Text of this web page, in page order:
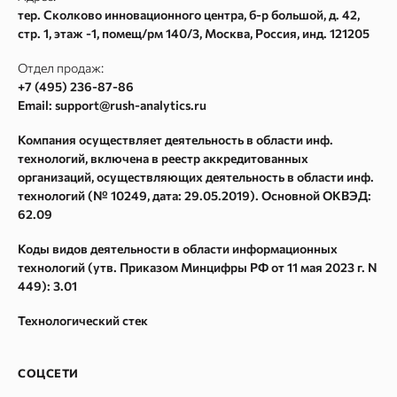
Согласие на обработку персональных данных
Согласие на получение рекламных и информационных
Карта сайта
Частотности ключевых слов Google Adwords
Текстовый анализатор
Сайт аудит
Метасканер
Поиск в Webarchive
Массовая проверка Whois
Поиск спама в Webarchive
Параметры ссылок
Спам в ссылках
Восстановление из Webarchive
тер. Сколково инновационного центра, б-р большой, д. 42,
стр. 1, этаж -1, помещ/рм 140/3, Москва, Россия, инд. 121205
Отдел продаж:
+7 (495) 236-87-86
Email: support@rush-analytics.ru
Компания осуществляет деятельность в области инф.
технологий, включена в реестр аккредитованных
организаций, осуществляющих деятельность в области инф.
технологий (№ 10249, дата: 29.05.2019). Основной ОКВЭД:
62.09
Коды видов деятельности в области информационных
технологий (утв. Приказом Минцифры РФ от 11 мая 2023 г. N
449): 3.01
Технологический стек
СОЦСЕТИ